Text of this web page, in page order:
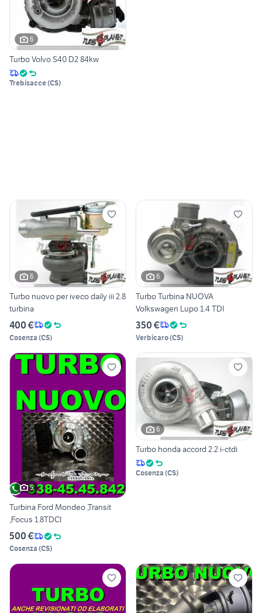
6
Turbo Volvo S40 D2 84kw
Trebisacce(CS)
6
Turbo nuovo per iveco daily iii 2.8
turbina
400 €
Cosenza (CS)
6
Turbo Turbina NUOVA
Volkswagen Lupo 1.4 TDI
350 €
Verbicaro(CS)
5
Turbina Ford Mondeo ,Transit
,Focus 1.8TDCI
500 €
Cosenza (CS)
6
Turbo honda accord 2.2 i-ctdi
Cosenza (CS)